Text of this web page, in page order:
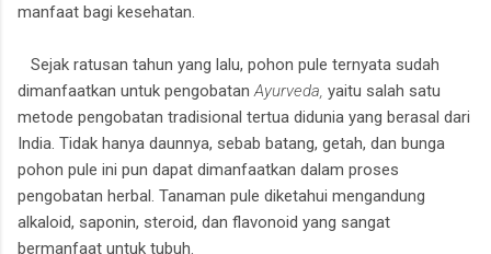
manfaat bagi kesehatan.
Sejak ratusan tahun yang lalu, pohon pule ternyata sudah
dimanfaatkan untuk pengobatanAyurveda, yaitu salah satu
metode pengobatan tradisional tertua didunia yang berasal dari
India. Tidak hanya daunnya, sebab batang, getah, dan bunga
pohon pule ini pun dapat dimanfaatkan dalam proses
pengobatan herbal. Tanaman pule diketahui mengandung
alkaloid, saponin, steroid, dan flavonoid yang sangat
bermanfaat untuk tubuh.